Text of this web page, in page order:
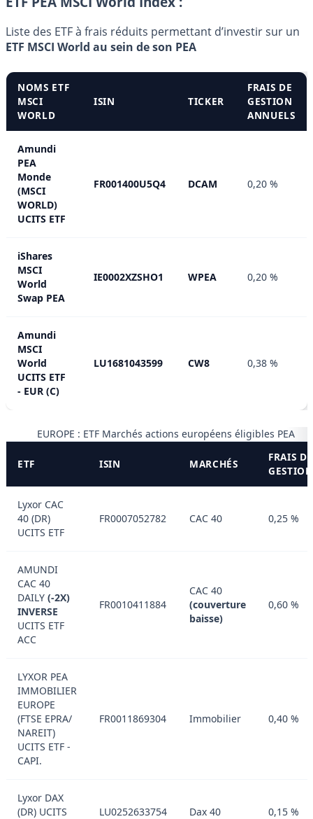
Liste des ETF à frais réduits permettant d’investir sur un
ETF MSCI World au sein de son PEA
NOMS ETF
MSCI
WORLD
ISIN TICKER
FRAIS DE
GESTION
ANNUELS
Amundi
PEA
Monde
(MSCI
WORLD)
UCITS ETF
FR001400U5Q4 DCAM 0,20 %
iShares
MSCI
World
Swap PEA
IE0002XZSHO1 WPEA 0,20 %
Amundi
MSCI
World
UCITS ETF
- EUR (C)
LU1681043599 CW8 0,38 %
EUROPE : ETF Marchés actions européens éligibles PEA
ETF ISIN MARCHÉS
FRAIS DE
GESTION
Lyxor CAC
40 (DR)
UCITS ETF
FR0007052782 CAC 40 0,25 %
AMUNDI
CAC 40
DAILY (-2X)
INVERSE
UCITS ETF
ACC
FR0010411884
CAC 40
(couverture
baisse)
0,60 %
LYXOR PEA
IMMOBILIER
EUROPE
(FTSE EPRA​ /​
NAREIT)
UCITS ETF -
CAPI.
FR0011869304 Immobilier 0,40 %
Lyxor DAX
(DR) UCITS
LU0252633754 Dax 40 0,15 %